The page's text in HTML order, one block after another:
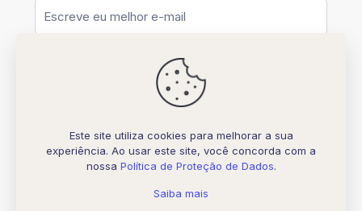
© [2026] UNIFATELOS - CNPJ 37.117.877.0001-77
Todos os direitos Reservados
Este site utiliza cookies para melhorar a sua
experiência. Ao usar este site, você concorda com a
nossa Política de Proteção de Dados.
Saiba mais